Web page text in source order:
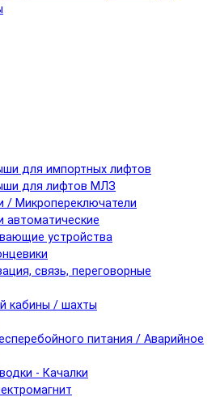
для импортных лифтов
для лифтов МЛЗ
/ Микропереключатели
автоматические
устройства
связь, переговорные
кабины / шахты
питания / Аварийное
- Качалки